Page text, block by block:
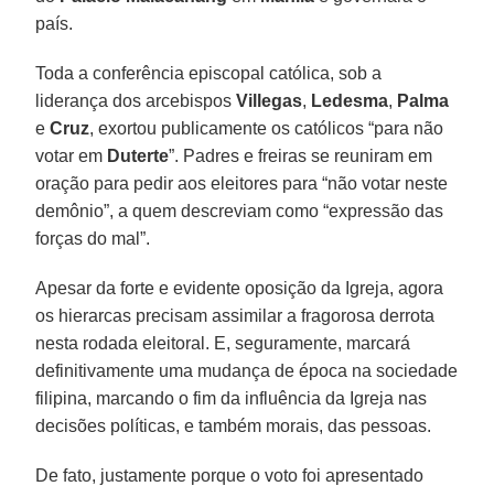
país.
Toda a conferência episcopal católica, sob a
liderança dos arcebisposVillegas, Ledesma, Palma
eCruz, exortou publicamente os católicos “para não
votar em Duterte”. Padres e freiras se reuniram em
oração para pedir aos eleitores para “não votar neste
demônio”, a quem descreviam como “expressão das
forças do mal”.
Apesar da forte e evidente oposição da Igreja, agora
os hierarcas precisam assimilar a fragorosa derrota
nesta rodada eleitoral. E, seguramente, marcará
definitivamente uma mudança de época na sociedade
filipina, marcando o fim da influência da Igreja nas
decisões políticas, e também morais, das pessoas.
De fato, justamente porque o voto foi apresentado